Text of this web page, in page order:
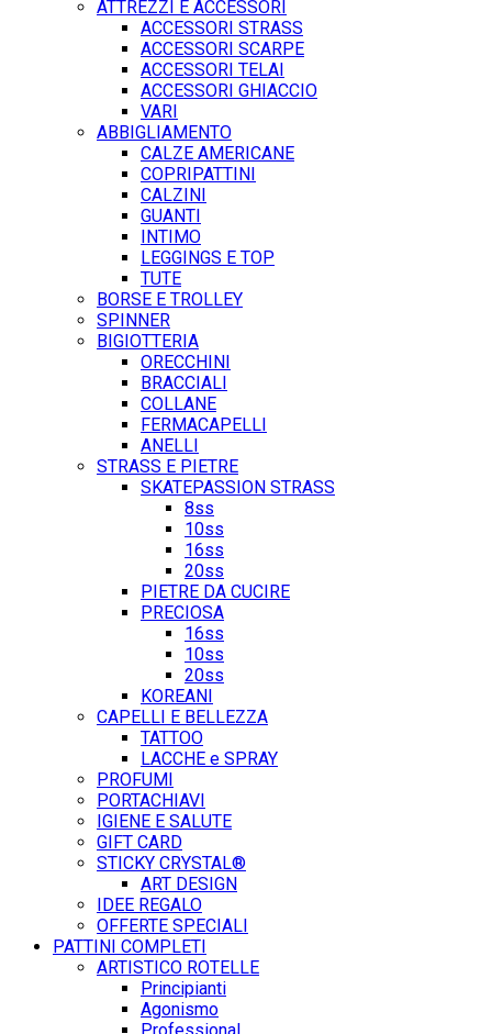
ATTREZZI E ACCESSORI
ACCESSORI STRASS
ACCESSORI SCARPE
ACCESSORI TELAI
ACCESSORI GHIACCIO
VARI
ABBIGLIAMENTO
CALZE AMERICANE
COPRIPATTINI
CALZINI
GUANTI
INTIMO
LEGGINGS E TOP
TUTE
BORSE E TROLLEY
SPINNER
BIGIOTTERIA
ORECCHINI
BRACCIALI
COLLANE
FERMACAPELLI
ANELLI
STRASS E PIETRE
SKATEPASSION STRASS
8ss
10ss
16ss
20ss
PIETRE DA CUCIRE
PRECIOSA
16ss
10ss
20ss
KOREANI
CAPELLI E BELLEZZA
TATTOO
LACCHE e SPRAY
PROFUMI
PORTACHIAVI
IGIENE E SALUTE
GIFT CARD
STICKY CRYSTAL®
ART DESIGN
IDEE REGALO
OFFERTE SPECIALI
PATTINI COMPLETI
ARTISTICO ROTELLE
Principianti
Agonismo